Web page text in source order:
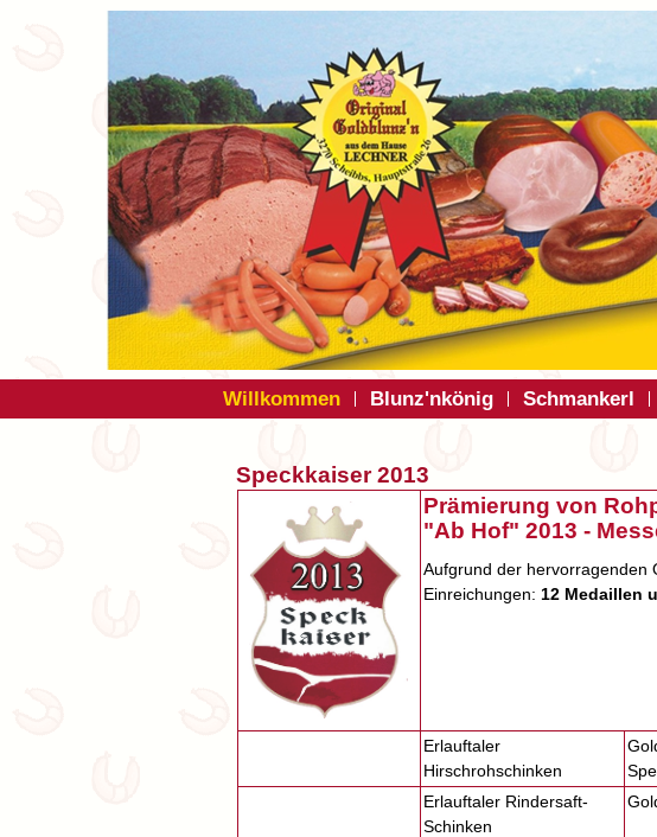
Willkommen Blunz'nkönig Schmankerl
Speckkaiser 2013
Prämierung von
"Ab Hof" 2013 -
Aufgrund der hervorragenden
Einreichungen: 12 Medaillen
Erlauftaler
Hirschrohschinken
Erlauftaler Rindersaft-
Schinken